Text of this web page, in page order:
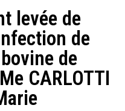
levée de
de
de
CARLOTTI